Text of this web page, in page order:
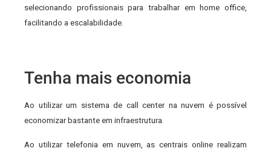
selecionando profissionais para trabalhar em home office,
facilitando a escalabilidade.
Tenha mais economia
Ao utilizar um sistema de call center na nuvem é possível
economizar bastante em infraestrutura.
Ao utilizar telefonia em nuvem, as centrais online realizam